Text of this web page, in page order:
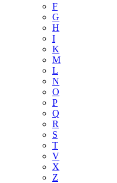
F
G
H
I
K
M
L
N
O
P
Q
R
S
T
V
X
Z